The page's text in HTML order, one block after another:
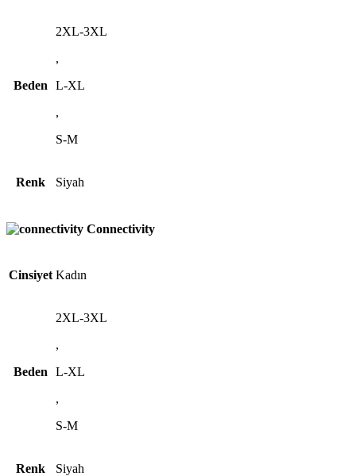
Beden
2XL-3XL
,
L-XL
,
S-M
Renk Siyah
Connectivity
Cinsiyet Kadın
Beden
2XL-3XL
,
L-XL
,
S-M
Renk Siyah